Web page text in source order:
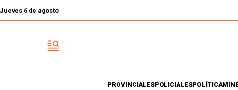
Jueves 6 de agosto
PROVINCIALESPOLICIALESPOLÍTICA